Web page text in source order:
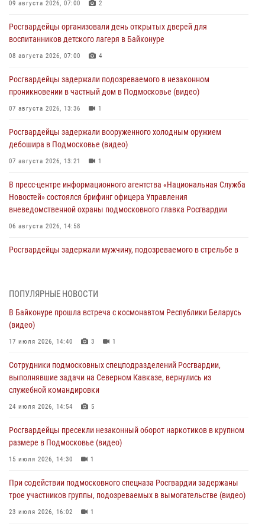
09 августа 2026, 07:00 2
Росгвардейцы организовали день открытых дверей для
воспитанников детского лагеря в Байконуре
08 августа 2026, 07:00 4
Росгвардейцы задержали подозреваемого в незаконном
проникновении в частный дом в Подмосковье (видео)
07 августа 2026, 13:36 1
Росгвардейцы задержали вооруженного холодным оружием
дебошира в Подмосковье (видео)
07 августа 2026, 13:21 1
В пресс-центре информационного агентства «Национальная Служба
Новостей» состоялся брифинг офицера Управления
вневедомственной охраны подмосковного главка Росгвардии
06 августа 2026, 14:58
Росгвардейцы задержали мужчину, подозреваемого в стрельбе в
Подмосковье
05 августа 2026, 15:52
подозреваемые в организации незаконной миграции и
изготовлении поддельных документов (видео)
05 августа 2026, 15:48
отработали навыки огневой подготовки на комплексных учениях
04 августа 2026, 12:21 4
сигналам «Тревога» с охраняемых объектов в Подмосковье
04 августа 2026, 12:15
ПОПУЛЯРНЫЕ НОВОСТИ
В Байконуре прошла встреча с космонавтом Республики Беларусь
(видео)
17 июля 2026, 14:40 3 1
Сотрудники подмосковных спецподразделений Росгвардии,
выполнявшие задачи на Северном Кавказе, вернулись из
служебной командировки
24 июля 2026, 14:54 5
Росгвардейцы пресекли незаконный оборот наркотиков в крупном
размере в Подмосковье (видео)
15 июля 2026, 14:30 1
При содействии подмосковного спецназа Росгвардии задержаны
трое участников группы, подозреваемых в вымогательстве (видео)
23 июля 2026, 16:02 1